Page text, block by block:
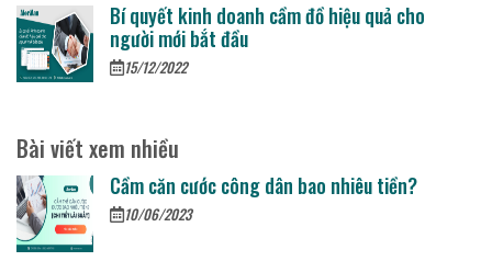
Bí quyết kinh doanh cầm đồ hiệu quả cho
người mới bắt đầu
15/12/2022
Bài viết xem nhiều
Cầm căn cước công dân bao nhiêu tiền?
10/06/2023